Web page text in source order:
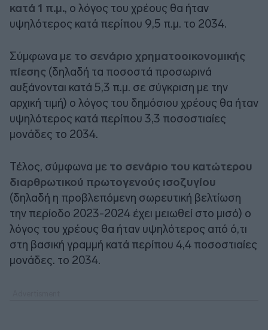
κατά 1 π.μ., ο λόγος του χρέους θα ήταν
υψηλότερος κατά περίπου 9,5 π.μ. το 2034.
Σύμφωνα με το σενάριο χρηματοοικονομικής
πίεσης (δηλαδή τα ποσοστά προσωρινά
αυξάνονται κατά 5,3 π.μ. σε σύγκριση με την
αρχική τιμή) ο λόγος του δημόσιου χρέους θα ήταν
υψηλότερος κατά περίπου 3,3 ποσοστιαίες
μονάδες το 2034.
Τέλος, σύμφωνα με το σενάριο του κατώτερου
διαρθρωτικού πρωτογενούς ισοζυγίου
(δηλαδή η προβλεπόμενη σωρευτική βελτίωση
την περίοδο 2023-2024 έχει μειωθεί στο μισό) ο
λόγος του χρέους θα ήταν υψηλότερος από ό,τι
στη βασική γραμμή κατά περίπου 4,4 ποσοστιαίες
μονάδες. το 2034.